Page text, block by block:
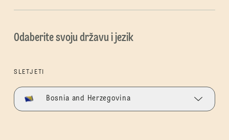
Odaberite svoju državu i jezik
SLETJETI
Bosnia and Herzegovina